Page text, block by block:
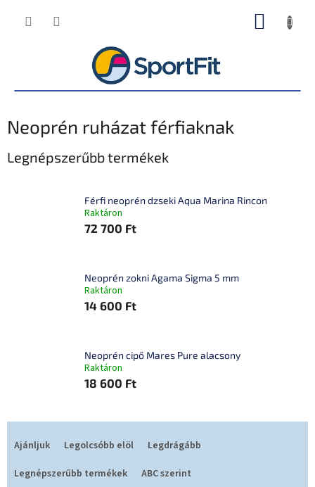
KOSÁR
Neoprén ruházat férfiaknak
Legnépszerűbb termékek
Férfi neoprén dzseki Aqua Marina Rincon
Raktáron
72 700 Ft
Neoprén zokni Agama Sigma 5 mm
Raktáron
14 600 Ft
Neoprén cipő Mares Pure alacsony
Raktáron
18 600 Ft
m
Ajánljuk Legolcsóbb elöl
Legdrágább
Legnépszerűbb termékek
ABC szerint